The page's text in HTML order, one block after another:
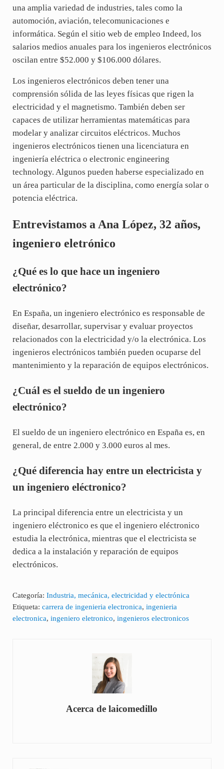
una amplia variedad de industries, tales como la
automoción, aviación, telecomunicaciones e
informática. Según el sitio web de empleo Indeed, los
salarios medios anuales para los ingenieros electrónicos
oscilan entre $52.000 y $106.000 dólares.
Los ingenieros electrónicos deben tener una
comprensión sólida de las leyes físicas que rigen la
electricidad y el magnetismo. También deben ser
capaces de utilizar herramientas matemáticas para
modelar y analizar circuitos eléctricos. Muchos
ingenieros electrónicos tienen una licenciatura en
ingeniería eléctrica o electronic engineering
technology. Algunos pueden haberse especializado en
un área particular de la disciplina, como energía solar o
potencia eléctrica.
Entrevistamos a Ana López, 32 años,
ingeniero eletrónico
¿Qué es lo que hace un ingeniero
electrónico?
En España, un ingeniero electrónico es responsable de
diseñar, desarrollar, supervisar y evaluar proyectos
relacionados con la electricidad y/o la electrónica. Los
ingenieros electrónicos también pueden ocuparse del
mantenimiento y la reparación de equipos electrónicos.
¿Cuál es el sueldo de un ingeniero
electrónico?
El sueldo de un ingeniero electrónico en España es, en
general, de entre 2.000 y 3.000 euros al mes.
¿Qué diferencia hay entre un electricista y
un ingeniero eléctronico?
La principal diferencia entre un electricista y un
ingeniero eléctronico es que el ingeniero eléctronico
estudia la electrónica, mientras que el electricista se
dedica a la instalación y reparación de equipos
electrónicos.
Categoría: Industria, mecánica, electricidad y electrónica
Etiqueta: carrera de ingenieria electronica, ingenieria
electronica, ingeniero eletronico, ingenieros electronicos
Acerca delaicomedillo